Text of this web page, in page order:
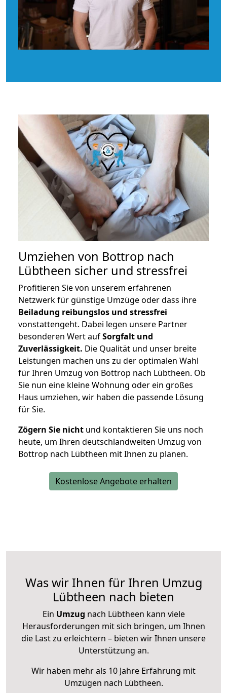
Umziehen von Bottrop nach
Lübtheen sicher und stressfrei
Profitieren Sie von unserem erfahrenen
Netzwerk für günstige Umzüge oder dass ihre
Beiladung reibungslos und stressfrei
vonstattengeht. Dabei legen unsere Partner
besonderen Wert aufSorgfalt und
Zuverlässigkeit. Die Qualität und unser breite
Leistungen machen uns zu der optimalen Wahl
für Ihren Umzug von Bottrop nach Lübtheen. Ob
Sie nun eine kleine Wohnung oder ein großes
Haus umziehen, wir haben die passende Lösung
für Sie.
Zögern Sie nicht und kontaktieren Sie uns noch
heute, um Ihren deutschlandweiten Umzug von
Bottrop nach Lübtheen mit Ihnen zu planen.
Kostenlose Angebote erhalten
Was wir Ihnen für Ihren Umzug
Lübtheen nach bieten
Ein Umzug nach Lübtheen kann viele
Herausforderungen mit sich bringen, um Ihnen
die Last zu erleichtern – bieten wir Ihnen unsere
Unterstützung an.
Wir haben mehr als 10 Jahre Erfahrung mit
Umzügen nach Lübtheen.